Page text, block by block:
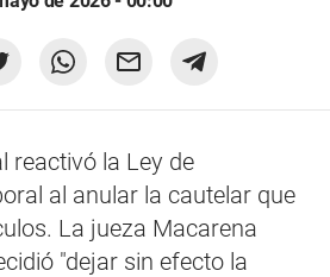
reactivó la Ley de
al anular la cautelar que
La jueza Macarena
"dejar sin efecto la